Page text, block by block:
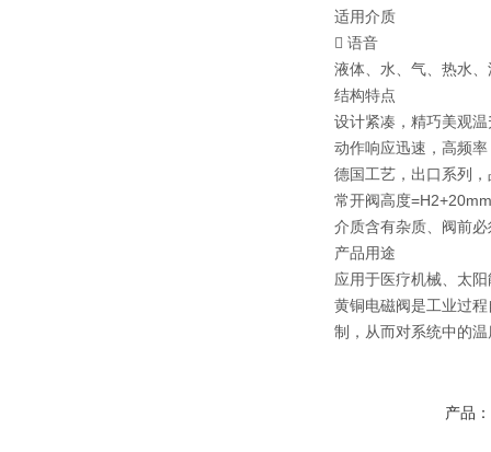
适用介质
 语音
液体、水、气、热水
结构特点
设计紧凑，精巧美观
动作响应迅速，高频率
德国工艺，出口系列，
常开阀高度=H2+20mm
介质含有杂质、阀前
产品用途
应用于医疗机械、太
黄铜电磁阀是工业过
制，从而对系统中的
产品：